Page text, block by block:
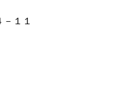
１１